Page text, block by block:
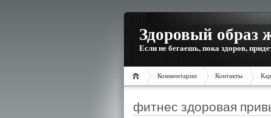
Здоровый образ
Если не бегаешь, пока здоров,
Комментарии Контакты
фитнес здоровая